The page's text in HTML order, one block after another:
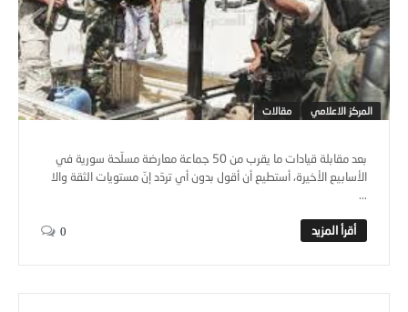
المركز الاعلامي مقالات
بعد مقابلة قيادات ما يقرب من 50 جماعة معارضة مسلّحة سورية في
الأسابيع الأخيرة، أستطيع أن أقول بدون أي تردّد إنّ مستويات الثقة والا
...
0